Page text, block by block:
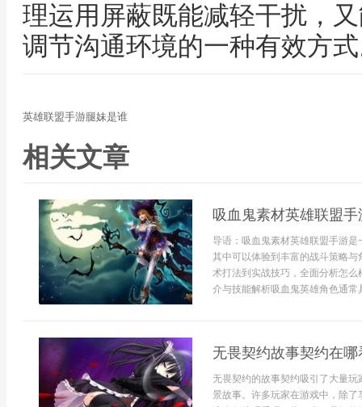
理运用屏蔽既能减轻干扰，
调节沟通环境的一种有效方
英雄联盟手游腿妹是谁
相关文章
吸血鬼素材英雄联盟
导语：吸血鬼素材英雄联盟手游
其中可以体验到丰富的战斗策略
术打法到实战技巧，全面分析怎
介与技能解析吸血鬼英雄角色通
无畏契约故事契约在哪
无畏契约的故事契约吸引了大量
景故事。许多玩家在游戏中，除